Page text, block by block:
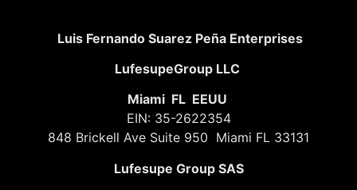
Luis Fernando Suarez Peña Enterprises
LufesupeGroup LLC
Miami FL EEUU
EIN: 35-2622354
848 Brickell Ave Suite 950 Miami FL 33131
Lufesupe Group SAS